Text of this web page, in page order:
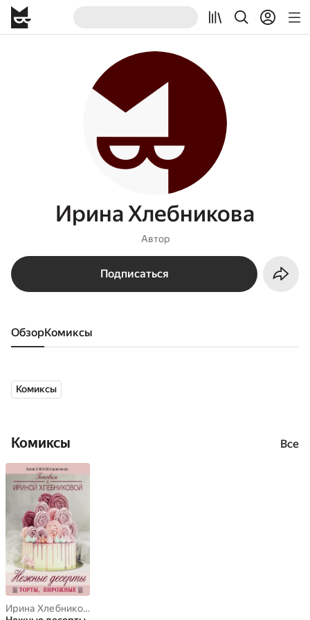
Ирина Хлебникова
Автор
Подписаться
Обзор комиксы
Комиксы
Комиксы Все
Ирина Хлебникова